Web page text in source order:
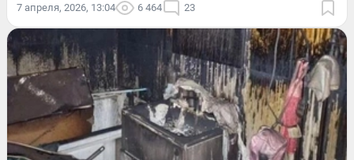
7 апреля, 2026, 13:04 6 464 23